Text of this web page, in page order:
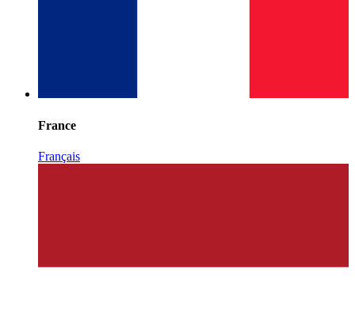
France
Français